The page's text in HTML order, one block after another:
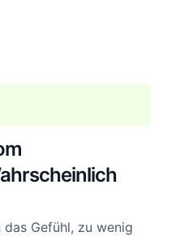
Gefühl, zu wenig